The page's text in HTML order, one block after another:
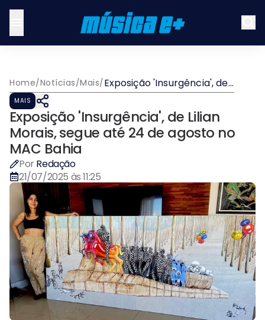
Home/Notícias/Mais/​Exposição 'Insurgência', de
Lilian Morais, segue até 24
MAIS
​Exposição 'Insurgência', de Lilian
Morais, segue até 24 de agosto no
MAC Bahia
Por Redação
21/07/2025 às 11:25